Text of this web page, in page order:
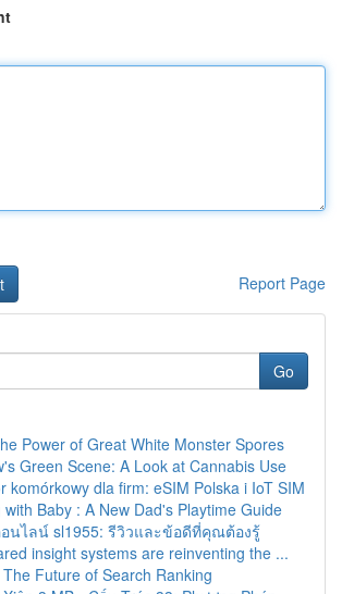
Report Page
Go
Power of Great White Monster Spores
Green Scene: A Look at Cannabis Use
komórkowy dla firm: eSIM Polska i IoT SIM
with Baby : A New Dad's Playtime Guide
นไลน์ sl1955: รีวิวและข้อดีที่คุณต้องรู้
insight systems are reinventing the ...
Future of Search Ranking